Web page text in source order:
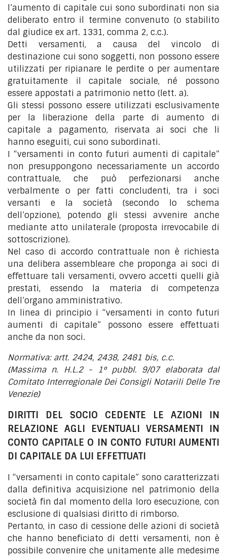
l’aumento di capitale cui sono subordinati non sia
deliberato entro il termine convenuto (o stabilito
dal giudice ex art. 1331, comma 2, c.c.).
Detti versamenti, a causa del vincolo di
destinazione cui sono soggetti, non possono essere
utilizzati per ripianare le perdite o per aumentare
gratuitamente il capitale sociale, né possono
essere appostati a patrimonio netto (lett. a).
Gli stessi possono essere utilizzati esclusivamente
per la liberazione della parte di aumento di
capitale a pagamento, riservata ai soci che li
hanno eseguiti, cui sono subordinati.
I “versamenti in conto futuri aumenti di capitale”
non presuppongono necessariamente un accordo
contrattuale, che può perfezionarsi anche
verbalmente o per fatti concludenti, tra i soci
versanti e la società (secondo lo schema
dell’opzione), potendo gli stessi avvenire anche
mediante atto unilaterale (proposta irrevocabile di
sottoscrizione).
Nel caso di accordo contrattuale non è richiesta
una delibera assembleare che proponga ai soci di
effettuare tali versamenti, ovvero accetti quelli già
prestati, essendo la materia di competenza
dell’organo amministrativo.
In linea di principio i “versamenti in conto futuri
aumenti di capitale” possono essere effettuati
anche da non soci.
Normativa: artt. 2424, 2438, 2481 bis, c.c.
(Massima n. H.L.2 - 1° pubbl. 9/07 elaborata dal
Comitato Interregionale Dei Consigli Notarili Delle Tre
Venezie)
DIRITTI DEL SOCIO CEDENTE LE AZIONI IN
RELAZIONE AGLI EVENTUALI VERSAMENTI IN
CONTO CAPITALE O IN CONTO FUTURI AUMENTI
DI CAPITALE DA LUI EFFETTUATI
I “versamenti in conto capitale” sono caratterizzati
dalla definitiva acquisizione nel patrimonio della
società fin dal momento della loro esecuzione, con
esclusione di qualsiasi diritto di rimborso.
Pertanto, in caso di cessione delle azioni di società
che hanno beneficiato di detti versamenti, non è
possibile convenire che unitamente alle medesime